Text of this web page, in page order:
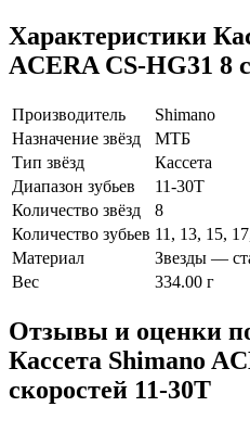
Характеристики
ACERA CS-HG31 8
Производитель
Shimano
Назначение звёзд
МТБ
Тип звёзд
Кассета
Диапазон зубьев
11-30T
Количество звёзд
8
Количество зубьев 11, 13, 15,
Материал
Звезды —
Вес
334.00 г
Отзывы и оценки
Кассета Shimano
скоростей 11-30T